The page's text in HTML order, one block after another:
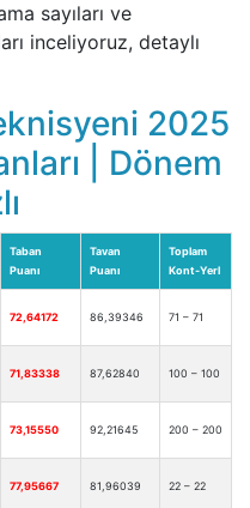
sayıları ve
inceliyoruz, detaylı
2025
| Dönem
Taban
Puanı
Tavan
Puanı
Toplam
Kont-Yerl
72,64172 86,39346 71 – 71
71,83338 87,62840 100 – 100
73,15550 92,21645 200 – 200
77,95667 81,96039 22 – 22